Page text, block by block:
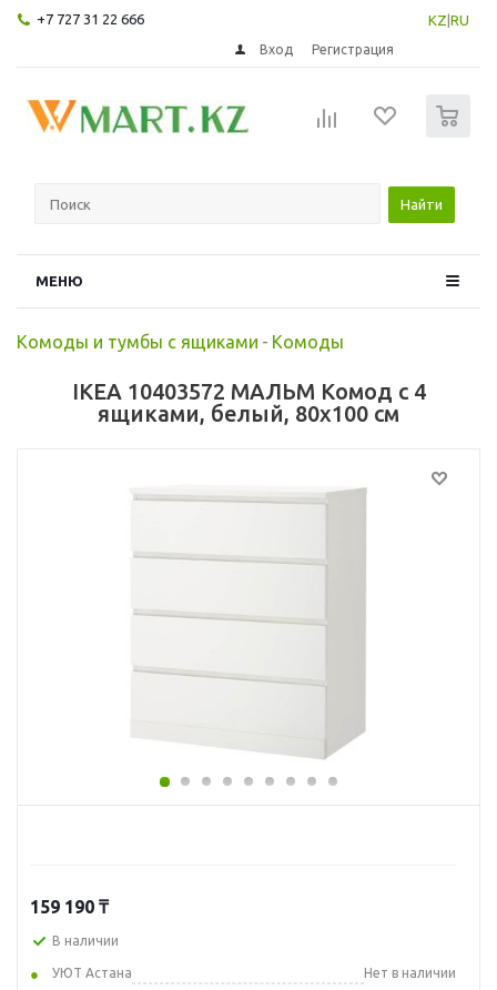
+7 727 31 22 666 KZ RU
Вход Регистрация
Найти
МЕНЮ
Комоды и тумбы с ящиками - Комоды
IKEA 10403572 МАЛЬМ Комод с 4
ящиками, белый, 80x100 см
159 190 ₸
В наличии
УЮТ Астана
Нет в наличии